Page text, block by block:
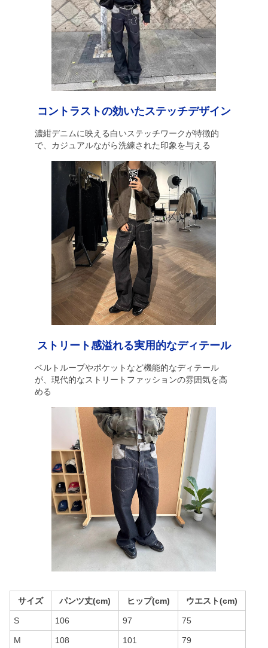
コントラストの効いたステッチデザイン
濃紺デニムに映える白いステッチワークが特徴的
で、カジュアルながら洗練された印象を与える
ストリート感溢れる実用的なディテール
ベルトループやポケットなど機能的なディテール
が、現代的なストリートファッションの雰囲気を高
める
サイズ パンツ丈(cm) ヒップ(cm) ウエスト(cm)
S 106 97 75
M 108 101 79